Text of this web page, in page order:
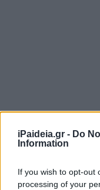
iPaideia.gr - Do
Information
If you wish to opt-out
processing of your